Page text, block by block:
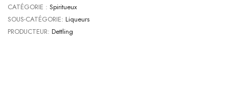
CATÉGORIE : Spiritueux
SOUS-CATÉGORIE: Liqueurs
PRODUCTEUR: Dettling